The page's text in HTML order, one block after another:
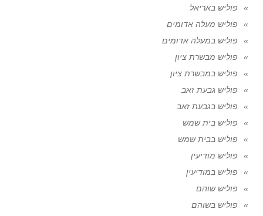
פוליש באריאל
פוליש מעלה אדומים
פוליש במעלה אדומים
פוליש מבשרת ציון
פוליש במבשרת ציון
פוליש גבעת זאב
פוליש בגבעת זאב
פוליש בית שמש
פוליש בבית שמש
פוליש מודיעין
פוליש במודיעין
פוליש שוהם
פוליש בשוהם